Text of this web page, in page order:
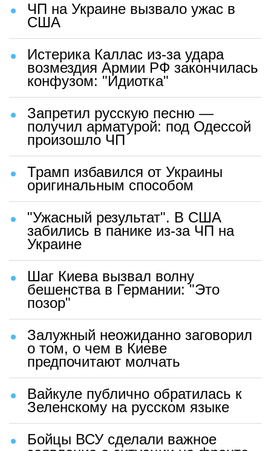
ЧП на Украине вызвало ужас в
США
Истерика Каллас из-за удара
возмездия Армии РФ закончилась
конфузом: "Идиотка"
Запретил русскую песню —
получил арматурой: под Одессой
произошло ЧП
Трамп избавился от Украины
оригинальным способом
"Ужасный результат". В США
забились в панике из-за ЧП на
Украине
Шаг Киева вызвал волну
бешенства в Германии: "Это
позор"
Залужный неожиданно заговорил
о том, о чем в Киеве
предпочитают молчать
Вайкуле публично обратилась к
Зеленскому на русском языке
Бойцы ВСУ сделали важное